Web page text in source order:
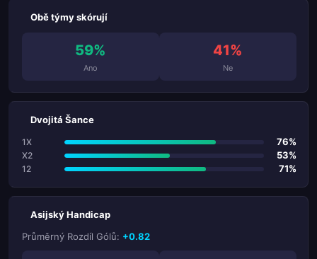
Obě týmy skórují
59%
Ano
41%
Ne
Dvojitá Šance
1X 76%
X2 53%
12 71%
Asijský Handicap
Průměrný Rozdíl Gólů: +0.82